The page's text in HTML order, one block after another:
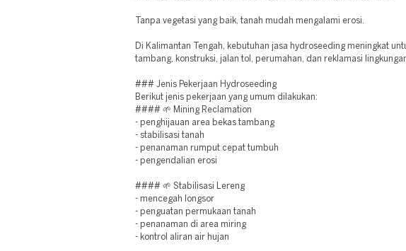
Tanpa vegetasi yang baik, tanah mudah mengalami erosi.
Di Kalimantan Tengah, kebutuhan jasa hydroseeding meningkat
tambang, konstruksi, jalan tol, perumahan, dan reklamasi
### Jenis Pekerjaan Hydroseeding
Berikut jenis pekerjaan yang umum dilakukan:
#### 🌱 Mining Reclamation
- penghijauan area bekas tambang
- stabilisasi tanah
- penanaman rumput cepat tumbuh
- pengendalian erosi
#### 🌱 Stabilisasi Lereng
- mencegah longsor
- penguatan permukaan tanah
- penanaman di area miring
- kontrol aliran air hujan